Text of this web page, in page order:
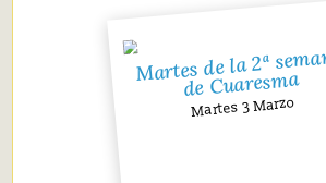
Martes de la 2ª
de Cuaresma
Martes 3 Marzo